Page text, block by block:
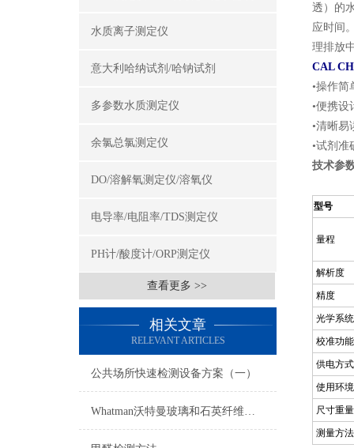
水质离子测定仪
意大利哈纳试剂/哈钠试剂
多参数水质测定仪
余氯总氯测定仪
DO/溶解氧测定仪/溶氧仪
电导率/电阻率/TDS测定仪
PH计/酸度计/ORP测定仪
查看更多 >>
相关文章
RELEVANT ARTICLES
公共场所快速检测设备方案（一）
Whatman沃特曼玻璃和石英纤维滤纸/滤膜
透）的
应时间
理排放
CAL
•操作
•便携
•清晰
•试剂准
技术参
型号
量程
解析度
精度
光学系统
校准功能
供电方式
使用环境
尺寸重量
测量方法